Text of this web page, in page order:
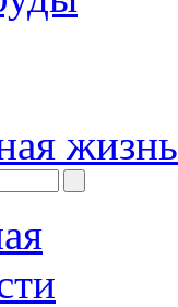
жизнь